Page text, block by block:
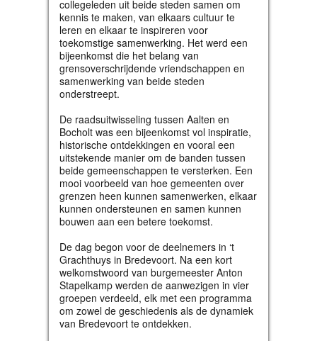
collegeleden uit beide steden samen om
kennis te maken, van elkaars cultuur te
leren en elkaar te inspireren voor
toekomstige samenwerking. Het werd een
bijeenkomst die het belang van
grensoverschrijdende vriendschappen en
samenwerking van beide steden
onderstreept.
De raadsuitwisseling tussen Aalten en
Bocholt was een bijeenkomst vol inspiratie,
historische ontdekkingen en vooral een
uitstekende manier om de banden tussen
beide gemeenschappen te versterken. Een
mooi voorbeeld van hoe gemeenten over
grenzen heen kunnen samenwerken, elkaar
kunnen ondersteunen en samen kunnen
bouwen aan een betere toekomst.
De dag begon voor de deelnemers in ‘t
Grachthuys in Bredevoort. Na een kort
welkomstwoord van burgemeester Anton
Stapelkamp werden de aanwezigen in vier
groepen verdeeld, elk met een programma
om zowel de geschiedenis als de dynamiek
van Bredevoort te ontdekken.